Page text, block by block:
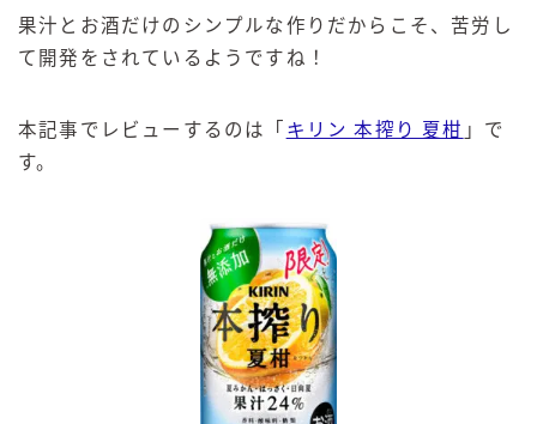
果汁とお酒だけのシンプルな作りだからこそ、苦労し
て開発をされているようですね！
本記事でレビューするのは「 キリン 本搾り 夏柑 」で
す。